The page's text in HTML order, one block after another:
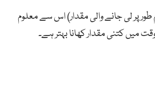
پر لی جانے والی مقدار) اس سے معلوم
میں کتنی مقدار کھانا بہتر ہے۔